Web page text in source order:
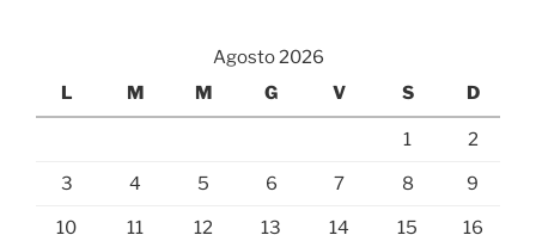
Agosto 2026
L
M M G V S D
1 2
3 4 5 6 7 8 9
10 11 12 13 14 15 16